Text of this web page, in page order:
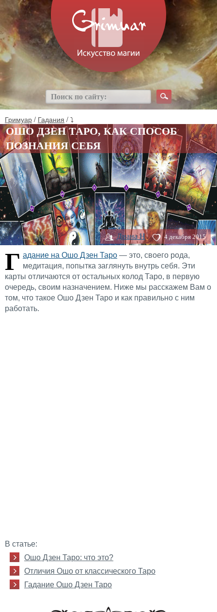
Гримуар / Гадания / ⤵
ОШО ДЗЕН ТАРО, КАК СПОСОБ
ПОЗНАНИЯ СЕБЯ
Диана H 4 декабря 2015
Г адание на Ошо Дзен Таро — это, своего рода,
медитация, попытка заглянуть внутрь себя. Эти
карты отличаются от остальных колод Таро, в первую
очередь, своим назначением. Ниже мы расскажем Вам о
том, что такое Ошо Дзен Таро и как правильно с ним
работать.
В статье:
Ошо Дзен Таро: что это?
Отличия Ошо от классического Таро
Гадание Ошо Дзен Таро